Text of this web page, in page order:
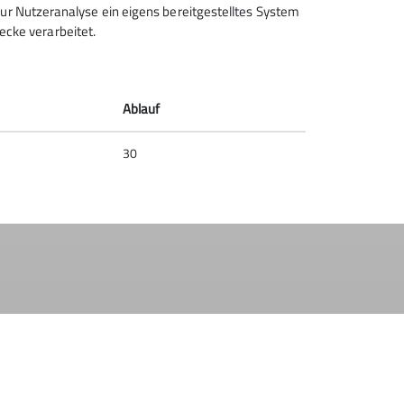
Nutzeranalyse ein eigens bereitgestelltes System
verarbeitet.
Ablauf
30